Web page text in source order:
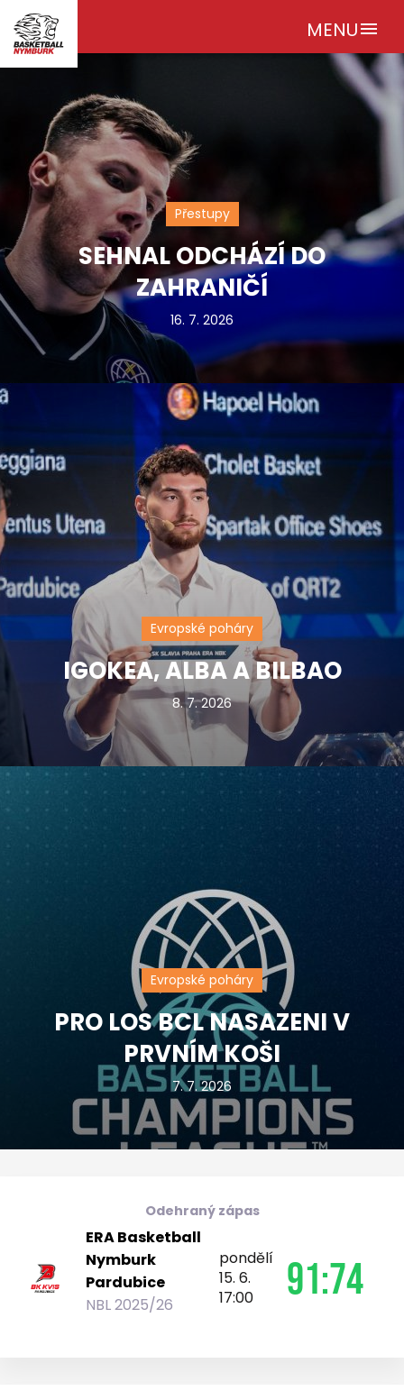
MENUmenu
Přestupy
SEHNAL ODCHÁZÍ DO
ZAHRANIČÍ
16. 7. 2026
Evropské poháry
IGOKEA, ALBA A BILBAO
8. 7. 2026
Evropské poháry
PRO LOS BCL NASAZENI V
PRVNÍM KOŠI
7. 7. 2026
Odehraný zápas
ERA Basketball
Nymburk
Pardubice
NBL 2025/26
pondělí
15. 6.
17:00
91:74